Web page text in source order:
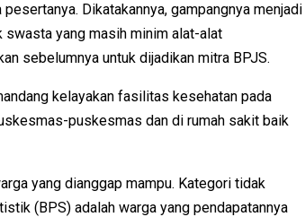
Dikatakannya, gampangnya menjadi
yang masih minim alat-alat
sebelumnya untuk dijadikan mitra BPJS.
kelayakan fasilitas kesehatan pada
puskesmas dan di rumah sakit baik
yang dianggap mampu. Kategori tidak
(BPS) adalah warga yang pendapatannya